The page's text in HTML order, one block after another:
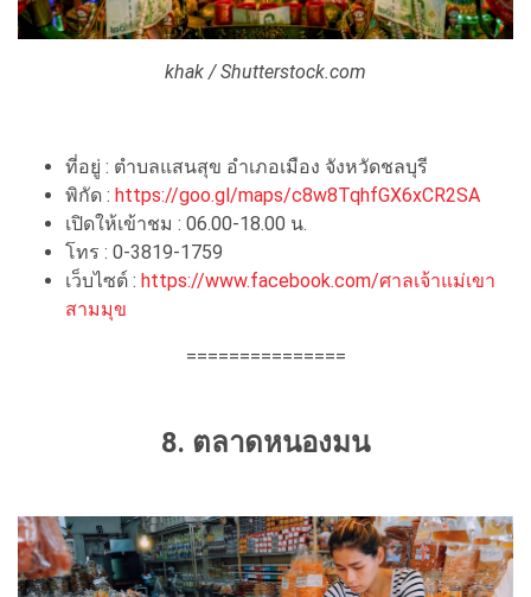
khak / Shutterstock.com
ที่อยู่ : ตำบลแสนสุข อำเภอเมือง จังหวัดชลบุรี
พิกัด : https://goo.gl/maps/c8w8TqhfGX6xCR2SA
เปิดให้เข้าชม : 06.00-18.00 น.
โทร : 0-3819-1759
เว็บไซต์ : https://www.facebook.com/ศาลเจ้าแม่เขา
สามมุข
===============
8. ตลาดหนองมน